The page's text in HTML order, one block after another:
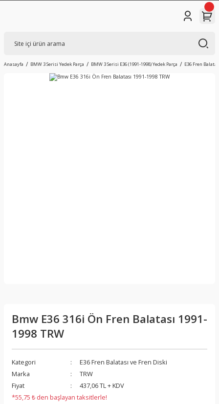
Anasayfa BMW 3 Serisi Yedek Parça BMW 3 Serisi E36 (1991-1998) Yedek Parça E36 Fren
Bmw E36 316i Ön Fren Balatası 1991-
1998 TRW
Kategori
E36 Fren Balatası ve Fren Diski
Marka
TRW
Fiyat
437,06 TL + KDV
*55,75 ₺ den başlayan taksitlerle!